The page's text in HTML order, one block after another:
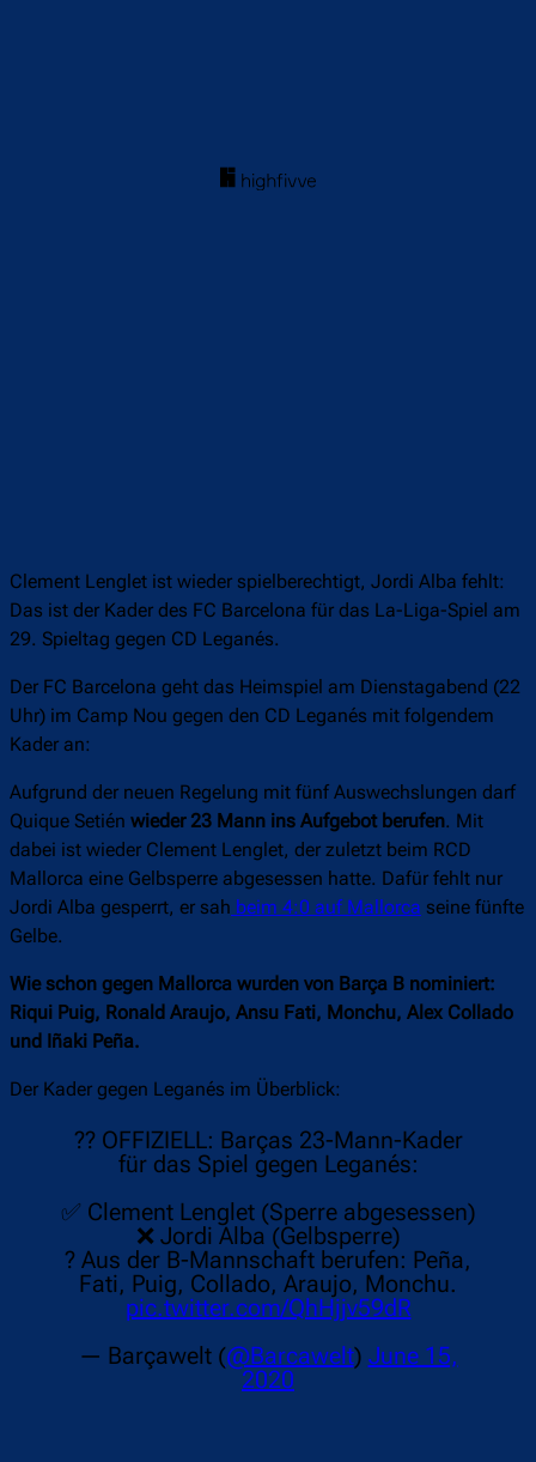
Clement Lenglet ist wieder spielberechtigt, Jordi Alba fehlt:
Das ist der Kader des FC Barcelona für das La-Liga-Spiel am
29. Spieltag gegen CD Leganés.
Der FC Barcelona geht das Heimspiel am Dienstagabend (22
Uhr) im Camp Nou gegen den CD Leganés mit folgendem
Kader an:
Aufgrund der neuen Regelung mit fünf Auswechslungen darf
Quique Setién wieder 23 Mann ins Aufgebot berufen. Mit
dabei ist wieder Clement Lenglet, der zuletzt beim RCD
Mallorca eine Gelbsperre abgesessen hatte. Dafür fehlt nur
Jordi Alba gesperrt, er sah beim 4:0 auf Mallorca seine fünfte
Gelbe.
Wie schon gegen Mallorca wurden von Barça B nominiert:
Riqui Puig, Ronald Araujo, Ansu Fati, Monchu, Alex Collado
und Iñaki Peña.
Der Kader gegen Leganés im Überblick:
?? OFFIZIELL: Barças 23-Mann-Kader
für das Spiel gegen Leganés:
✅ Clement Lenglet (Sperre abgesessen)
❌ Jordi Alba (Gelbsperre)
? Aus der B-Mannschaft berufen: Peña,
Fati, Puig, Collado, Araujo, Monchu.
pic.twitter.com/QhHjjv59dR
— Barçawelt (@Barcawelt) June 15,
2020